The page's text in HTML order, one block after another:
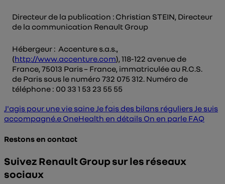
Directeur de la publication : Christian STEIN, Directeur
de la communication Renault Group
Hébergeur : Accenture s.a.s.,
(http://www.accenture.com), 118-122 avenue de
France, 75013 Paris – France, immatriculée au R.C.S.
de Paris sous le numéro 732 075 312. Numéro de
téléphone : 00 33 1 53 23 55 55
J'agis pour une vie saine Je fais des bilans réguliers Je suis
accompagné.e OneHealth en détails On en parle FAQ
Restons en contact
Suivez Renault Group sur les réseaux
sociaux